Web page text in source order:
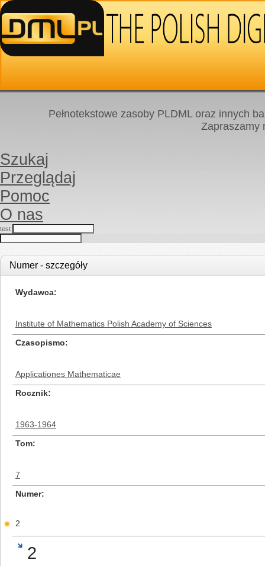
Pełnotekstowe zasoby PLDML oraz innych
Zapraszamy
Szukaj
Przeglądaj
Pomoc
O nas
test
Numer - szczegóły
Wydawca
Institute of Mathematics Polish Academy of Sciences
Czasopismo
Applicationes Mathematicae
Rocznik
1963-1964
Tom
7
Numer
2
2